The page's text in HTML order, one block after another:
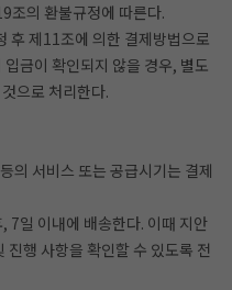
조의 환불규정에 따른다.
제11조에 의한 결제방법으로
금이 확인되지 않을 경우, 별도
으로 처리한다.
의 서비스 또는 공급시기는 결제
일 이내에 배송한다. 이때 지안
행 사항을 확인할 수 있도록 전